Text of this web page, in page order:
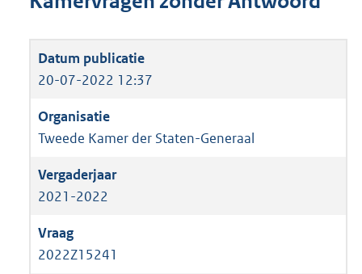
20-07-2022 12:37
Tweede Kamer der Staten-Generaal
2021-2022
2022Z15241